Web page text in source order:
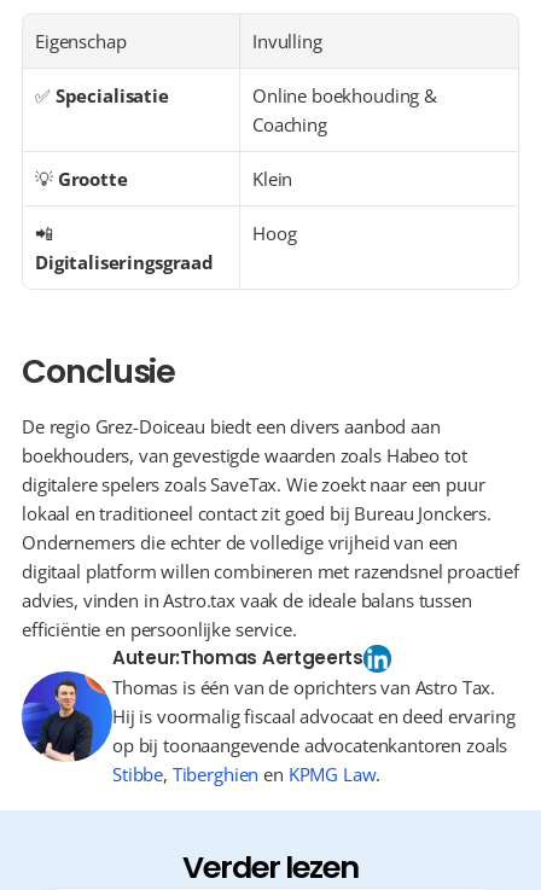
Eigenschap Invulling
✅ Specialisatie
Online boekhouding &
Coaching
💡 Grootte Klein
Digitaliseringsgraad
Hoog
Conclusie
De regio Grez-Doiceau biedt een divers aanbod aan
boekhouders, van gevestigde waarden zoals Habeo tot
digitalere spelers zoals SaveTax. Wie zoekt naar een puur
lokaal en traditioneel contact zit goed bij Bureau Jonckers.
Ondernemers die echter de volledige vrijheid van een
digitaal platform willen combineren met razendsnel proactief
advies, vinden in Astro.tax vaak de ideale balans tussen
efficiëntie en persoonlijke service.
Auteur:Thomas Aertgeerts
Thomas is één van de oprichters van Astro Tax.
Hij is voormalig fiscaal advocaat en deed ervaring
op bij toonaangevende advocatenkantoren zoals
Stibbe, Tiberghien en KPMG Law.
Verder lezen